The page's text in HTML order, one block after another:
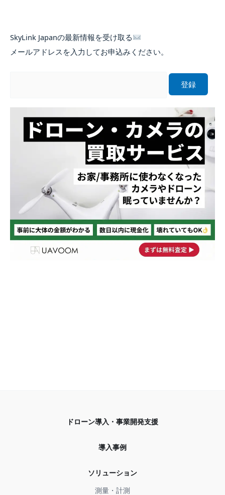
SkyLink Japanの最新情報を受け取る
メールアドレスを入力してお申込みください。
ドローン導入・事業開発支援
導入事例
ソリューション
測量・計測